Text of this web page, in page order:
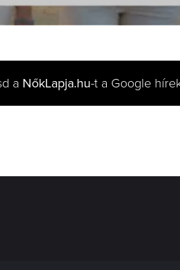
a NőkLapja.hu-t a Google